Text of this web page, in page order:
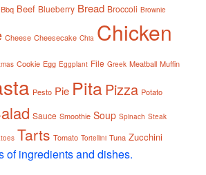
Bbq Beef Blueberry Bread Broccoli Brownie
Cheese Cheesecake Chia Chicken
Cookie Egg Eggplant File Greek Meatball Muffin
Pesto Pie PitaPizza Potato
Sauce Smoothie Soup Spinach Steak
Tarts Tomato Tortellini Tuna Zucchini
of ingredients and dishes.